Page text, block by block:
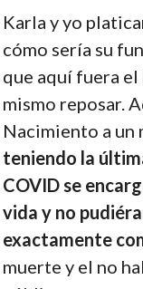
Karla y yo
cómo sería su
que aquí fuera el
mismo reposar.
Nacimiento a un
teniendo la
COVID se
vida y no
exactamente
muerte y el no